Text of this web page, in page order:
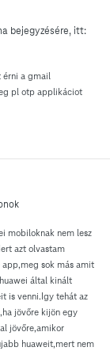
bejegyzésére, itt:
érni a gmail
pl otp applikáciot
mobiloknak nem lesz
azt olvastam
sok más amit
által kinált
is venni.Igy tehát az
jövőre kijön egy
jövőre,amikor
huaweit,mert nem